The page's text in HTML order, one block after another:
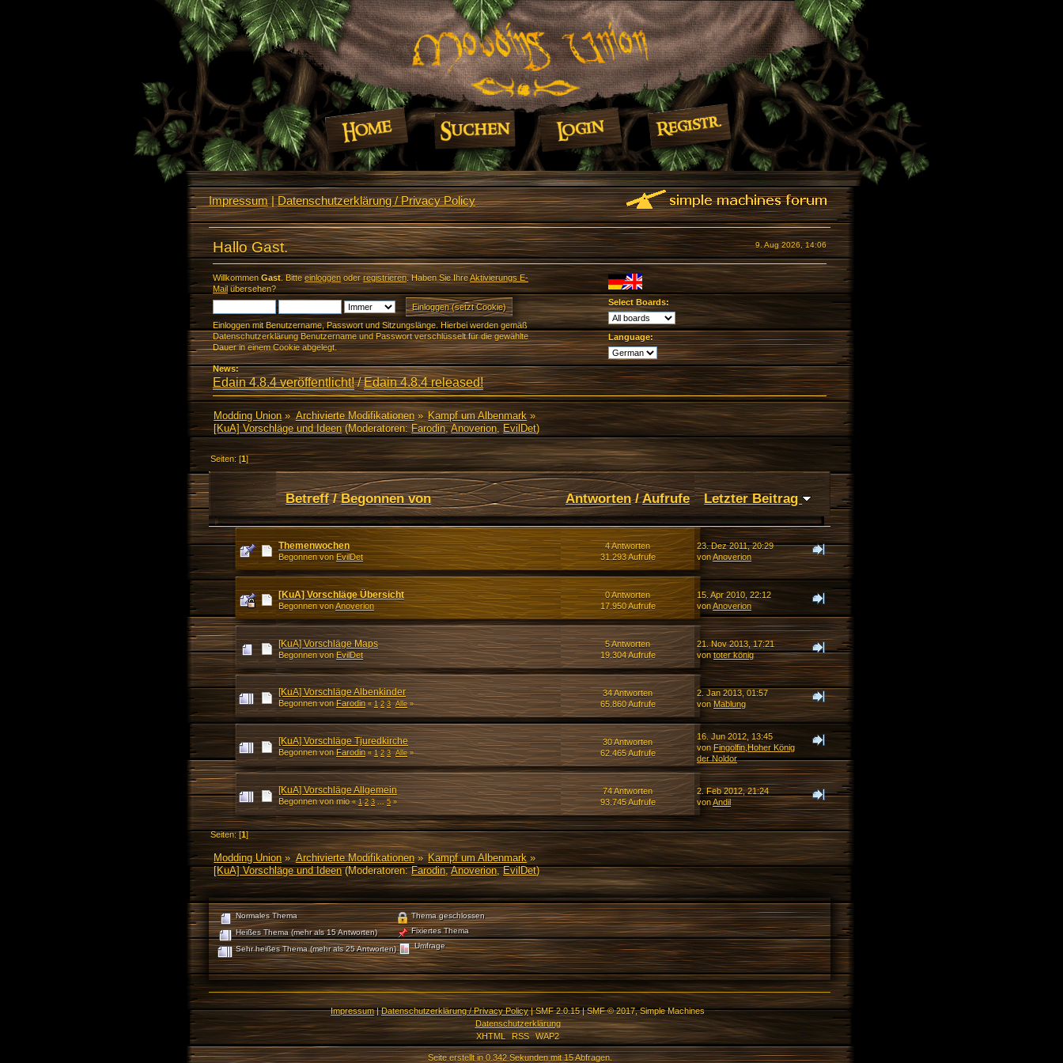
Impressum|Datenschutzerklärung / Privacy Policy
9. Aug 2026, 14:06
Hallo Gast.
Willkommen Gast. Bitte einloggenoderregistrieren. Haben Sie IhreAktivierungs E-
Mailübersehen?
Einloggen mit Benutzername, Passwort und Sitzungslänge. Hierbei werden gemäß
Datenschutzerklärung Benutzername und Passwort verschlüsselt für die gewählte
Dauer in einem Cookie abgelegt.
Select Boards:
Language:
News:
Edain 4.8.4 veröffentlicht!/Edain 4.8.4 released!
Modding Union» Archivierte Modifikationen» Kampf um Albenmark»
[KuA] Vorschläge und Ideen(Moderatoren:Farodin,Anoverion,EvilDet)
Seiten: [1]
Betreff/Begonnen von Antworten/Aufrufe Letzter Beitrag
Themenwochen
Begonnen von EvilDet
4 Antworten
31.293 Aufrufe
23. Dez 2011, 20:29
vonAnoverion
[KuA] Vorschläge Übersicht
Begonnen vonAnoverion
0 Antworten
17.950 Aufrufe
15. Apr 2010, 22:12
vonAnoverion
[KuA] Vorschläge Maps
Begonnen von EvilDet
5 Antworten
19.304 Aufrufe
21. Nov 2013, 17:21
vontoter könig
[KuA] Vorschläge Albenkinder
Begonnen von Farodin «1 2 3 Alle»
34 Antworten
65.860 Aufrufe
2. Jan 2013, 01:57
vonMablung
[KuA] Vorschläge Tjuredkirche
Begonnen von Farodin «1 2 3 Alle»
30 Antworten
62.465 Aufrufe
16. Jun 2012, 13:45
vonFingolfin,Hoher König
der Noldor
[KuA] Vorschläge Allgemein
Begonnen von mio«1 2 3 ...5»
74 Antworten
93.745 Aufrufe
2. Feb 2012, 21:24
vonAndil
Seiten: [1]
Modding Union» Archivierte Modifikationen» Kampf um Albenmark»
[KuA] Vorschläge und Ideen(Moderatoren:Farodin,Anoverion,EvilDet)
Normales Thema
Heißes Thema (mehr als 15 Antworten)
Sehr heißes Thema (mehr als 25 Antworten)
Thema geschlossen
Fixiertes Thema
Umfrage
Impressum|Datenschutzerklärung / Privacy Policy|SMF 2.0.15|SMF © 2017,Simple Machines
Datenschutzerklärung
XHTML
RSS WAP2
Seite erstellt in 0.342 Sekunden mit 15 Abfragen.